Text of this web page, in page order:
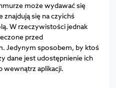
może wydawać się
znajdują się na czyichś
W rzeczywistości jednak
przed
Jedynym sposobem, by ktoś
dane jest udostępnienie ich
wewnątrz aplikacji.